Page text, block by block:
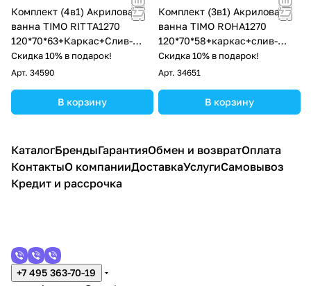
Комплект (4в1) Акриловая
ванна TIMO RITTA1270
120*70*63+Каркас+Слив-
перелив+Фронтальная
панель
Скидка 10% в подарок!
Арт. 34590
В корзину
Комплект (3в1) Акриловая
ванна TIMO ROHA1270
120*70*58+каркас+слив-
перелив
Скидка 10% в подарок!
Арт. 34651
В корзину
КаталогБрендыГарантияОбмен и возвратОплата
КонтактыО компанииДоставкаУслугиСамовывоз
Кредит и рассрочка
+7 495 363-70-19